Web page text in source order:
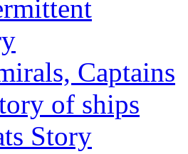
Captains
of ships
Story